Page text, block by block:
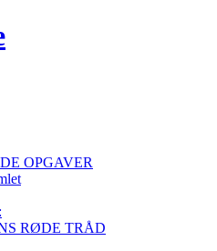
OPGAVER
RØDE TRÅD